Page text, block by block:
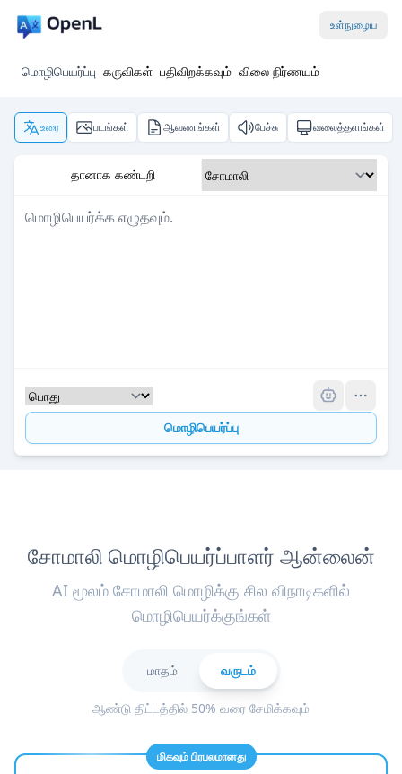
உள்நுழைய
மொழிபெயர்ப்பு கருவிகள் பதிவிறக்கவும் விலை நிர்ணயம்
உரை படங்கள் ஆவணங்கள் பேச்சு வலைத்தளங்கள்
தானாக கண்டறி
மொழிபெயர்ப்பு
சோமாலி மொழிபெயர்ப்பாளர் ஆன்லைன்
AI மூலம் சோமாலி மொழிக்கு சில விநாடிகளில்
மொழிபெயர்க்குங்கள்
மாதம் வருடம்
ஆண்டு திட்டத்தில் 50% வரை சேமிக்கவும்
மிகவும் பிரபலமானது